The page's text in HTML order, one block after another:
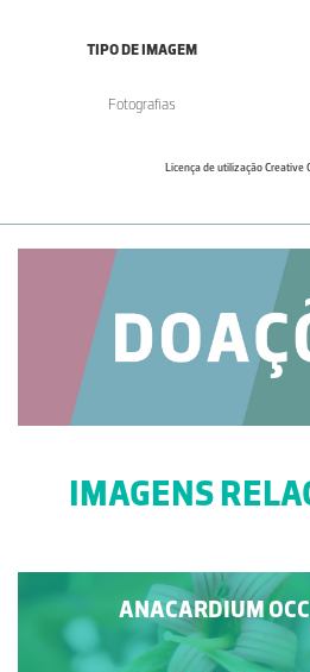
TIPO DE IMAGEM
Fotografias
Licença de utilização Creative
IMAGENS
ANACARDIUM